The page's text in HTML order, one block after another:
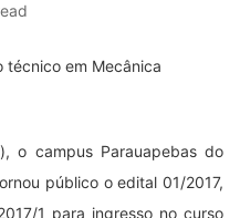
o campus Parauapebas do
público o edital 01/2017,
1 para ingresso no curso